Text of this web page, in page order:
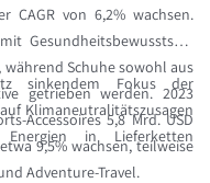
CAGR von 6,2% wachsen.
Gesundheitsbewusstsein
Schuhe sowohl aus
getrieben werden. 2023
Accessoires 5,8 Mrd. USD
9,5% wachsen, teilweise
Adventure-Travel.
sinkendem Fokus der
Klimaneutralitätszusagen
in Lieferketten